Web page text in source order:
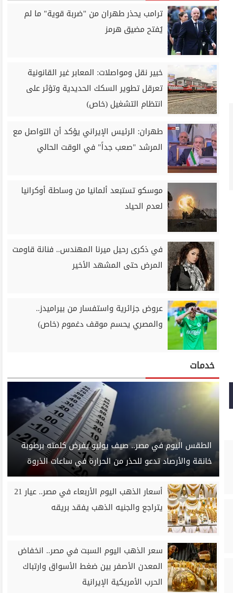
ترامب يحذر طهران من "ضربة قوية" ما لم
يُفتح مضيق هرمز
خبير نقل ومواصلات: المعابر غير القانونية
تعرقل تطوير السكك الحديدية وتؤثر على
انتظام التشغيل (خاص)
طهران: الرئيس الإيراني يؤكد أن التواصل مع
المرشد "صعب جداً" في الوقت الحالي
موسكو تستبعد ألمانيا من وساطة أوكرانيا
لعدم الحياد
في ذكرى رحيل ميرنا المهندس.. فنانة قاومت
المرض حتى المشهد الأخير
عروض جزائرية واستفسار من بيراميدز..
والمصري يحسم موقف دغموم (خاص)
خدمات
الطقس اليوم في مصر.. صيف يوليو يفرض كلمته برطوبة
خانقة والأرصاد تدعو للحذر من الحرارة في ساعات الذروة
أسعار الذهب اليوم الأربعاء في مصر.. عيار 21
يتراجع والجنيه الذهب يفقد بريقه
سعر الذهب اليوم السبت في مصر.. انخفاض
المعدن الأصفر بين ضغط الأسواق وارتباك
الحرب الأمريكية الإيرانية